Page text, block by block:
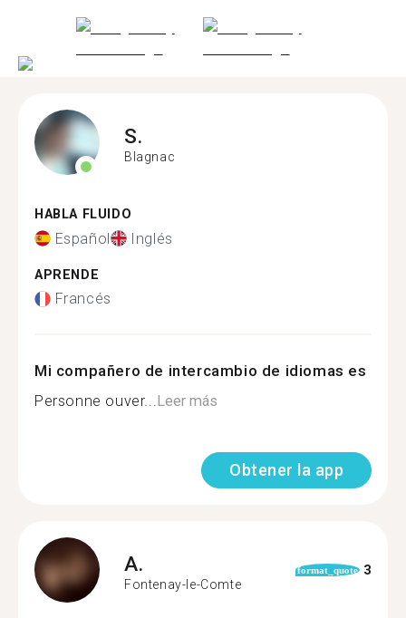
S.
Blagnac
HABLA FLUIDO
Español Inglés
APRENDE
Francés
Mi compañero de intercambio de idiomas es
Personne ouver...Leer más
Obtener la app
A.
Fontenay-le-Comte
format_quote 3